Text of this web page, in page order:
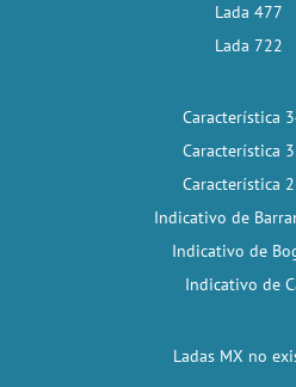
Lada 477
Lada 722
Característica
Característica
Característica
Indicativo de
Indicativo de
Indicativo de
Ladas MX no